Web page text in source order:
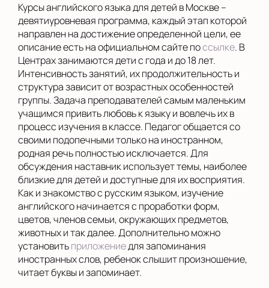
Курсы английского языка для детей в Москве –
девятиуровневая программа, каждый этап которой
направлен на достижение определенной цели, ее
описание есть на официальном сайте поссылке. В
Центрах занимаются дети с года и до 18 лет.
Интенсивность занятий, их продолжительность и
структура зависит от возрастных особенностей
группы. Задача преподавателей самым маленьким
учащимся привить любовь к языку и вовлечь их в
процесс изучения в классе. Педагог общается со
своими подопечными только на иностранном,
родная речь полностью исключается. Для
обсуждения наставник использует темы, наиболее
близкие для детей и доступные для их восприятия.
Как и знакомство с русским языком, изучение
английского начинается с проработки форм,
цветов, членов семьи, окружающих предметов,
животных и так далее. Дополнительно можно
установитьприложениедля запоминания
иностранных слов, ребенок слышит произношение,
читает буквы и запоминает.